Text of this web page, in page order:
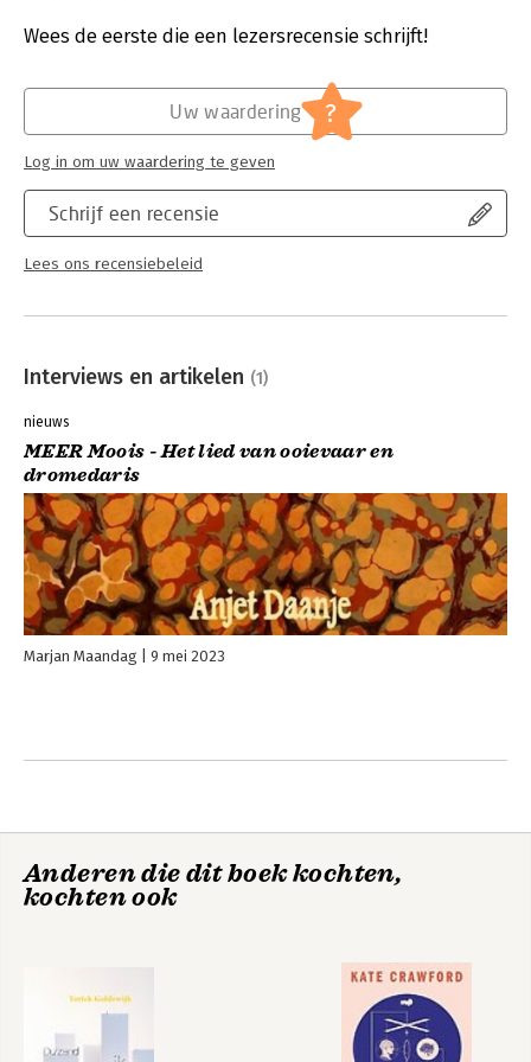
Verschijningsdatum:
12-5-2022
Literatuur en romans
Wees de eerste die een lezersrecensie schrijft!
Schrijf een recensie
Lees ons recensiebeleid
Uw waardering ?
Log in om uw waardering te geven
Interviews en artikelen (1)
nieuws
MEER Moois - Het lied van ooievaar en
dromedaris
Marjan Maandag 9 mei 2023
Anderen die dit boek kochten,
kochten ook